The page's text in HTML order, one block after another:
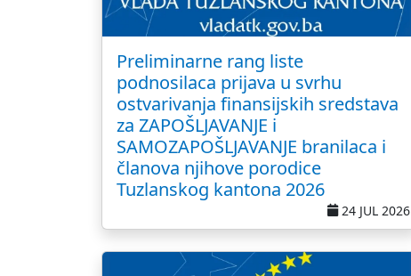
Preliminarne rang liste
podnosilaca prijava u svrhu
ostvarivanja finansijskih sredstava
za ZAPOŠLJAVANJE i
SAMOZAPOŠLJAVANJE branilaca i
članova njihove porodice
Tuzlanskog kantona 2026
24 JUL 2026